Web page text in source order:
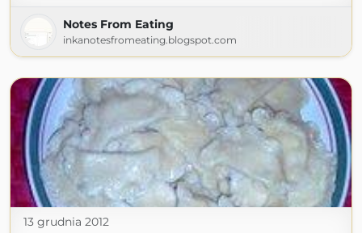
Notes From Eating
inkanotesfromeating.blogspot.com
13 grudnia 2012